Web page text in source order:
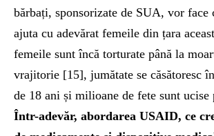
bărbați, sponsorizate de SUA, vor face
ajuta cu adevărat femeile din țara
femeile sunt încă torturate până la
vrajitorie [15], jumătate se căsătoresc
de 18 ani și milioane de fete sunt
Într-adevăr, abordarea USAID, ce